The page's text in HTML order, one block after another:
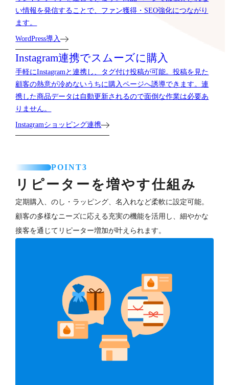
い情報を発信することで、ファン獲得・SEO強化につながり
ます。
WordPress導入
Instagram連携でスムーズに購入
手軽にInstagramと連携し、タグ付け投稿が可能。投稿を見た
顧客の熱意が冷めないうちに購入ページへ誘導できます。連
携した商品データは自動更新されるので面倒な作業は必要あ
りません。
Instagramショッピング連携
POINT3
リピーターを増やす仕組み
定期購入、のし・ラッピング、名入れなど柔軟に設定可能。
顧客の多様なニーズに応える充実の機能を活用し、細やかな
接客を通じてリピーター増加が叶えられます。